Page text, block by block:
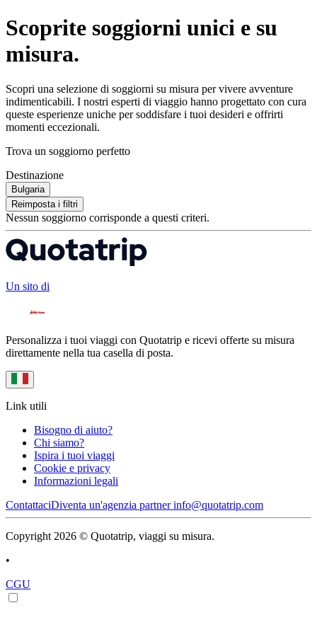
Scoprite soggiorni unici e su
misura.
Scopri una selezione di soggiorni su misura per vivere avventure
indimenticabili. I nostri esperti di viaggio hanno progettato con cura
queste esperienze uniche per soddisfare i tuoi desideri e offrirti
momenti eccezionali.
Trova un soggiorno perfetto
Destinazione
Bulgaria
Reimposta i filtri
Nessun soggiorno corrisponde a questi criteri.
Un sito di
Personalizza i tuoi viaggi con Quotatrip e ricevi offerte su misura
direttamente nella tua casella di posta.
Link utili
Bisogno di aiuto?
Chi siamo?
Ispira i tuoi viaggi
Cookie e privacy
Informazioni legali
ContattaciDiventa un'agenzia partnerinfo@quotatrip.com
Copyright 2026 © Quotatrip, viaggi su misura.
•
CGU